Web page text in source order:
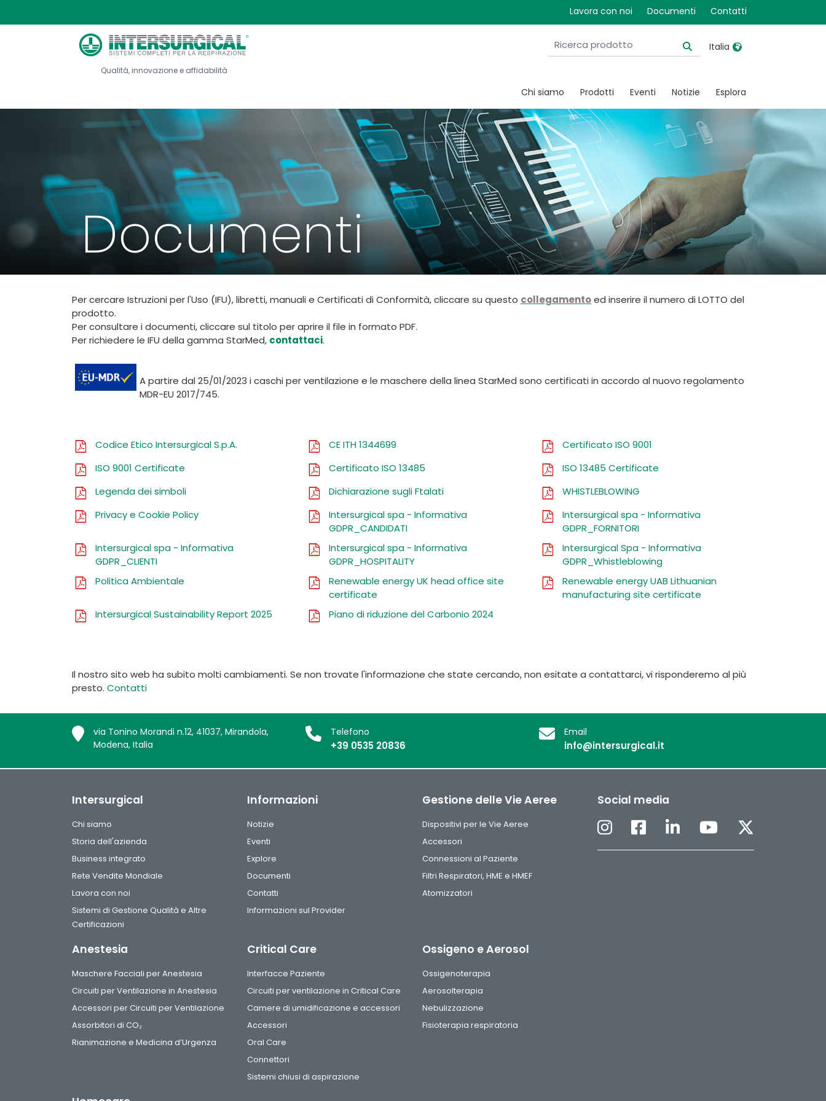
Lavora con noi Documenti Contatti
Qualità, innovazione e affidabilità
Italia
United States
Australia
België, Nederlands
Belgique, Français
Canada, English
Canada, Français
China
Colombia
Denmark
Deutschland
Italia
Japan
Lietuva
Mexico
Nederlands
Norway
Portugal
Russia
Sweden
Chi siamo Prodotti Eventi Notizie Esplora
Documenti
Per cercare Istruzioni per l'Uso (IFU), libretti, manuali e Certificati di Conformità, cliccare su questo collegamentoed inserire il numero di LOTTO del
prodotto.
Per consultare i documenti, cliccare sul titolo per aprire il file in formato PDF.
Per richiedere le IFU della gamma StarMed, contattaci.
A partire dal 25/01/2023 i caschi per ventilazione e le maschere della linea StarMed sono certificati in accordo al nuovo regolamento
MDR-EU 2017/745.
Codice Etico Intersurgical S.p.A. CE ITH 1344699
Certificato ISO 9001
ISO 9001 Certificate
Certificato ISO 13485
ISO 13485 Certificate
Legenda dei simboli
Dichiarazione sugli Ftalati
WHISTLEBLOWING
Privacy e Cookie Policy
Intersurgical spa - Informativa
GDPR_CANDIDATI
Intersurgical spa - Informativa
GDPR_FORNITORI
Intersurgical spa - Informativa
GDPR_CLIENTI
Intersurgical spa - Informativa
GDPR_HOSPITALITY
Intersurgical Spa - Informativa
GDPR_Whistleblowing
Politica Ambientale
Renewable energy UK head office site
certificate
Renewable energy UAB Lithuanian
manufacturing site certificate
Intersurgical Sustainability Report 2025
Piano di riduzione del Carbonio 2024
Il nostro sito web ha subito molti cambiamenti. Se non trovate l'informazione che state cercando, non esitate a contattarci, vi risponderemo al più
presto. Contatti
via Tonino Morandi n.12, 41037, Mirandola,
Modena, Italia
Telefono
+39 0535 20836
Email
info@intersurgical.it
Intersurgical
Chi siamo
Storia dell'azienda
Business integrato
Rete Vendite Mondiale
Lavora con noi
Sistemi di Gestione Qualità e Altre
Certificazioni
Informazioni
Notizie
Eventi
Explore
Documenti
Contatti
Informazioni sul Provider
Gestione delle Vie Aeree
Dispositivi per le Vie Aeree
Accessori
Connessioni al Paziente
Filtri Respiratori, HME e HMEF
Atomizzatori
Anestesia
Maschere Facciali per Anestesia
Circuiti per Ventilazione in Anestesia
Accessori per Circuiti per Ventilazione
Assorbitori di CO₂
Rianimazione e Medicina d’Urgenza
Critical Care
Interfacce Paziente
Circuiti per ventilazione in Critical Care
Camere di umidificazione e accessori
Accessori
Oral Care
Connettori
Sistemi chiusi di aspirazione
Ossigeno e Aerosol
Ossigenoterapia
Aerosolterapia
Nebulizzazione
Fisioterapia respiratoria
Social media